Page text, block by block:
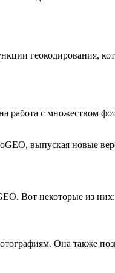
геокодирования,
с множеством
выпуская новые
Вот некоторые из них:
Она также